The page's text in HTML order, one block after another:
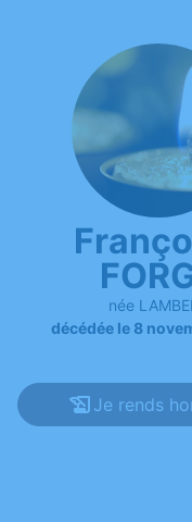
née
décédée le 8
Je rends